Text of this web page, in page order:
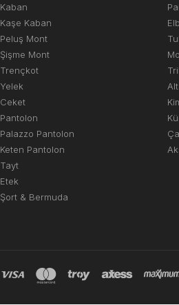
Kaban
Kaşe Kaban
Peluş Mont
Şişme Mont
Trençkot
Yelek
Ceket
Pantolon
Palazzo Pantolon
Keten Pantolon
Tayt
Etek
Şort & Bermuda